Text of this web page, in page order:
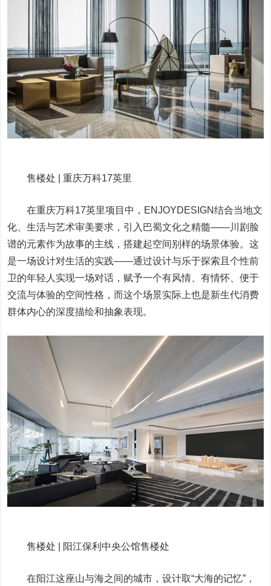
售楼处 | 重庆万科17英里
在重庆万科17英里项目中，ENJOYDESIGN结合当地文
化、生活与艺术审美要求，引入巴蜀文化之精髓——川剧脸
谱的元素作为故事的主线，搭建起空间别样的场景体验。这
是一场设计对生活的实践——通过设计与乐于探索且个性前
卫的年轻人实现一场对话，赋予一个有风情、有情怀、便于
交流与体验的空间性格，而这个场景实际上也是新生代消费
群体内心的深度描绘和抽象表现。
售楼处 | 阳江保利中央公馆售楼处
在阳江这座山与海之间的城市，设计取“大海的记忆”，